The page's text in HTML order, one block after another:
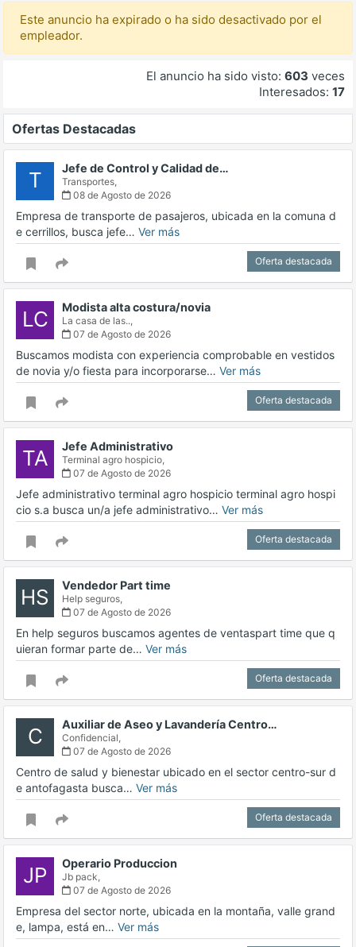
Este anuncio ha expirado o ha sido desactivado por el
empleador.
El anuncio ha sido visto: 603 veces
Interesados: 17
Ofertas Destacadas
T Jefe de Control y Calidad de…
Transportes,
08 de Agosto de 2026
Empresa de transporte de pasajeros, ubicada en la comuna d
e cerrillos, busca jefe… Ver más
Oferta destacada
LC Modista alta costura/novia
La casa de las..,
07 de Agosto de 2026
Buscamos modista con experiencia comprobable en vestidos
de novia y/o fiesta para incorporarse… Ver más
Oferta destacada
TA Jefe Administrativo
Terminal agro hospicio,
07 de Agosto de 2026
Jefe administrativo terminal agro hospicio terminal agro hospi
cio s.a busca un/a jefe administrativo… Ver más
Oferta destacada
HS Vendedor Part time
Help seguros,
07 de Agosto de 2026
En help seguros buscamos agentes de ventaspart time que q
uieran formar parte de… Ver más
Oferta destacada
C Auxiliar de Aseo y Lavandería Centro…
Confidencial,
07 de Agosto de 2026
Centro de salud y bienestar ubicado en el sector centro-sur d
e antofagasta busca… Ver más
Oferta destacada
JP Operario Produccion
Jb pack,
07 de Agosto de 2026
Empresa del sector norte, ubicada en la montaña, valle grand
e, lampa, está en… Ver más